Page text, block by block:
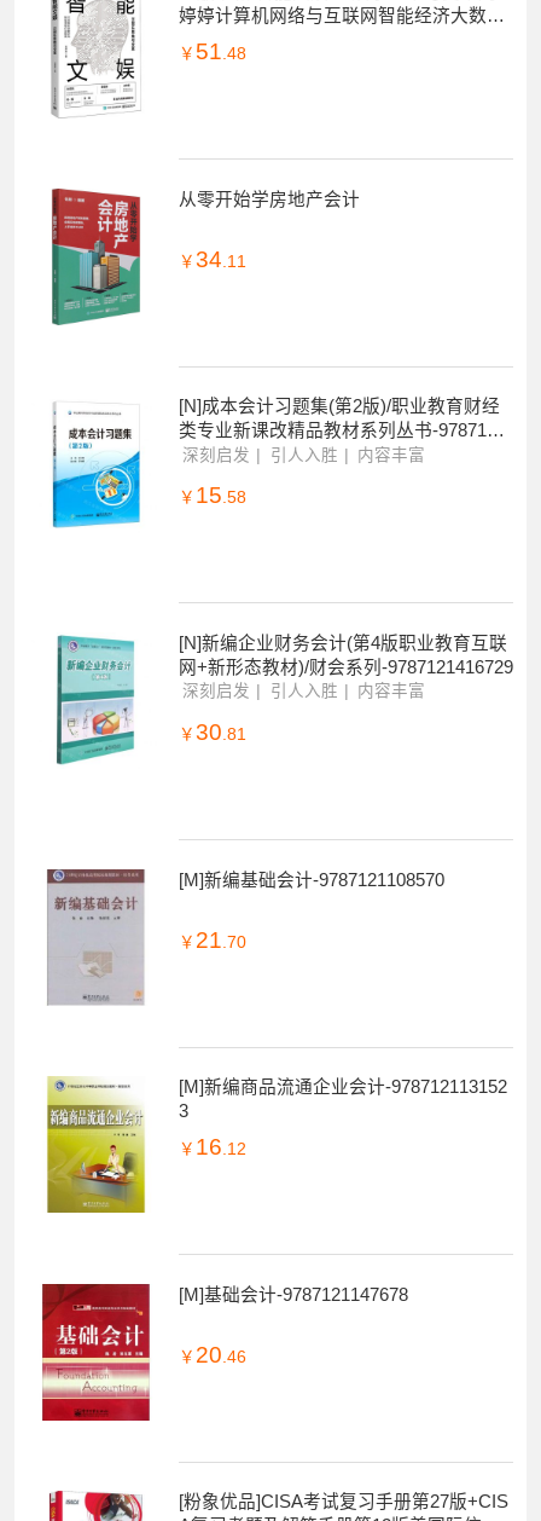
婷婷计算机网络与互联网智能经济大数据
商业变革信息化技术和管理LY24M2
￥ 51.48
从零开始学房地产会计
￥ 34 .11
[N]成本会计习题集(第2版)/职业教育财经
类专业新课改精品教材系列丛书-9787121
333521
深刻启发 引人入胜 内容丰富
￥ 15.58
[N]新编企业财务会计(第4版职业教育互联
网+新形态教材)/财会系列-9787121416729
深刻启发 引人入胜 内容丰富
￥ 30.81
[M]新编基础会计-9787121108570
￥ 21 .70
[M]新编商品流通企业会计-978712113152
3
￥ 16.12
[M]基础会计-9787121147678
￥ 20 .46
[粉象优品]CISA考试复习手册第27版+CIS